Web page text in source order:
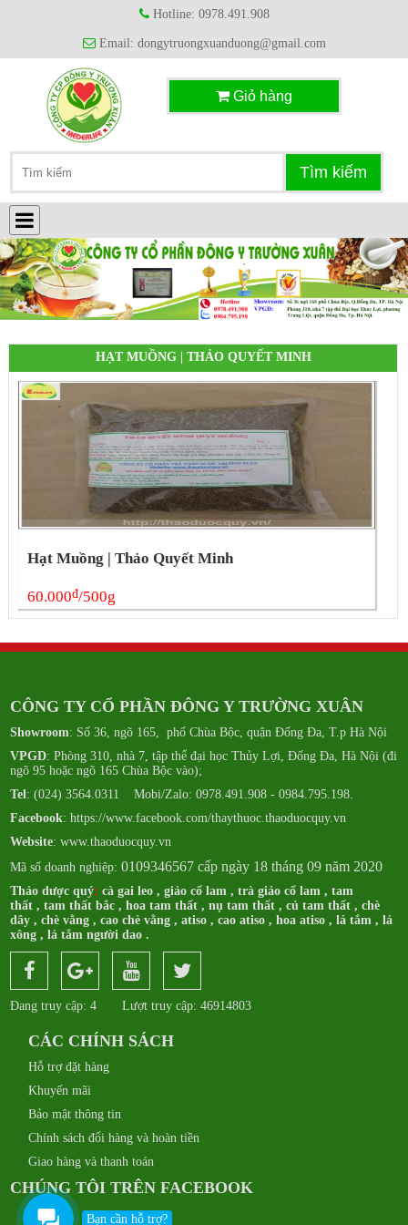
Hotline: 0978.491.908
Email: dongytruongxuanduong@gmail.com
Giỏ hàng
HẠT MUỒNG | THẢO QUYẾT MINH
Hạt Muồng | Thảo Quyết Minh
60.000đ/500g
CÔNG TY CỔ PHẦN ĐÔNG Y TRƯỜNG XUÂN
Showroom: Số 36, ngõ 165, phố Chùa Bộc, quận Đống Đa, T.p Hà Nội
VPGD: Phòng 310, nhà 7, tập thể đại học Thủy Lợi, Đống Đa, Hà Nội (đi
ngõ 95 hoặc ngõ 165 Chùa Bộc vào);
Tel: (024) 3564.0311 Mobi/Zalo: 0978.491.908 - 0984.795.198.
Facebook:https://www.facebook.com/thaythuoc.thaoduocquy.vn
Website: www.thaoduocquy.vn
Mã số doanh nghiệp:0109346567 cấp ngày 18 tháng 09 năm 2020
Thảo dược quý:cà gai leo ,giảo cổ lam ,trà giảo cổ lam ,tam
thất ,tam thất bắc ,hoa tam thất ,nụ tam thất ,củ tam thất ,chè
dây ,chè vằng ,cao chè vằng ,atiso ,cao atiso ,hoa atiso ,lá tắm ,lá
xông ,lá tắm người dao .
Đang truy cập: 4 Lượt truy cập: 46914803
CÁC CHÍNH SÁCH
Hỗ trợ đặt hàng
Khuyến mãi
Bảo mật thông tin
Chính sách đổi hàng và hoàn tiền
Giao hàng và thanh toán
CHÚNG TÔI TRÊN FACEBOOK
Bạn cần hỗ trợ?